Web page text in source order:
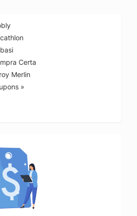
Certa
Merlin
»